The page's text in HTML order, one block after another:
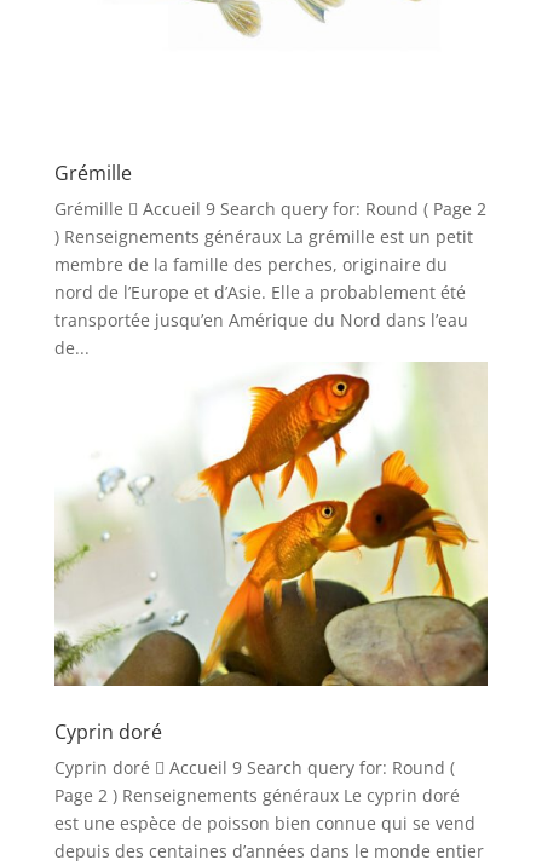
Grémille
Grémille  Accueil 9 Search query for: Round ( Page 2
) Renseignements généraux La grémille est un petit
membre de la famille des perches, originaire du
nord de l’Europe et d’Asie. Elle a probablement été
transportée jusqu’en Amérique du Nord dans l’eau
de...
Cyprin doré
Cyprin doré  Accueil 9 Search query for: Round (
Page 2 ) Renseignements généraux Le cyprin doré
est une espèce de poisson bien connue qui se vend
depuis des centaines d’années dans le monde entier